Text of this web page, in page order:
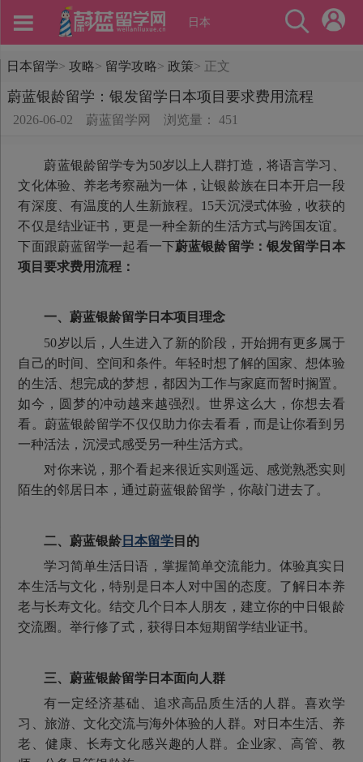
日本
日本留学> 攻略> 留学攻略> 政策> 正文
蔚蓝银龄留学：银发留学日本项目要求费用流程
2026-06-02 蔚蓝留学网 浏览量： 451
蔚蓝银龄留学专为50岁以上人群打造，将语言学习、
文化体验、养老考察融为一体，让银龄族在日本开启一段
有深度、有温度的人生新旅程。15天沉浸式体验，收获的
不仅是结业证书，更是一种全新的生活方式与跨国友谊。
下面跟蔚蓝留学一起看一下蔚蓝银龄留学：银发留学日本
项目要求费用流程：
一、蔚蓝银龄留学日本项目理念
50岁以后，人生进入了新的阶段，开始拥有更多属于
自己的时间、空间和条件。年轻时想了解的国家、想体验
的生活、想完成的梦想，都因为工作与家庭而暂时搁置。
如今，圆梦的冲动越来越强烈。世界这么大，你想去看
看。蔚蓝银龄留学不仅仅助力你去看看，而是让你看到另
一种活法，沉浸式感受另一种生活方式。
对你来说，那个看起来很近实则遥远、感觉熟悉实则
陌生的邻居日本，通过蔚蓝银龄留学，你敲门进去了。
二、蔚蓝银龄 日本留学 目的
学习简单生活日语，掌握简单交流能力。体验真实日
本生活与文化，特别是日本人对中国的态度。了解日本养
老与长寿文化。结交几个日本人朋友，建立你的中日银龄
交流圈。举行修了式，获得日本短期留学结业证书。
三、蔚蓝银龄留学日本面向人群
有一定经济基础、追求高品质生活的人群。喜欢学
习、旅游、文化交流与海外体验的人群。对日本生活、养
老、健康、长寿文化感兴趣的人群。企业家、高管、教